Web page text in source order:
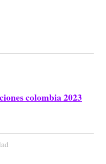
colombia 2023